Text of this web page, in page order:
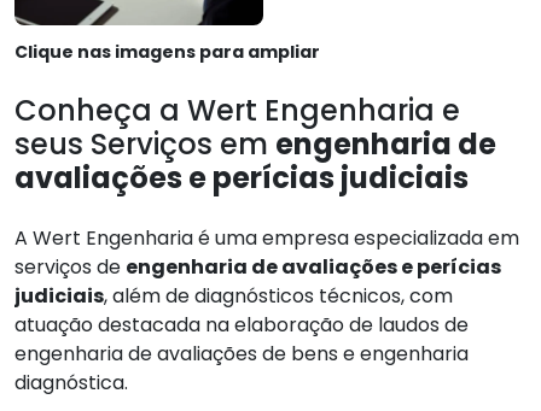
Clique nas imagens para ampliar
Conheça a Wert Engenharia e
seus Serviços em engenharia de
avaliações e perícias judiciais
A Wert Engenharia é uma empresa especializada em
serviços de engenharia de avaliações e perícias
judiciais, além de diagnósticos técnicos, com
atuação destacada na elaboração de laudos de
engenharia de avaliações de bens e engenharia
diagnóstica.